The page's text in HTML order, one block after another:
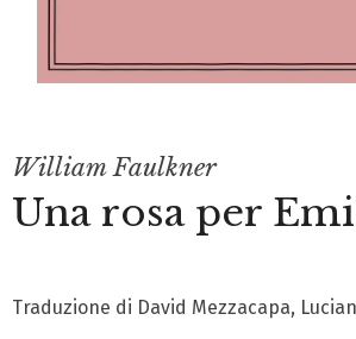
William Faulkner
Una rosa per
Traduzione di David Mezzacapa,